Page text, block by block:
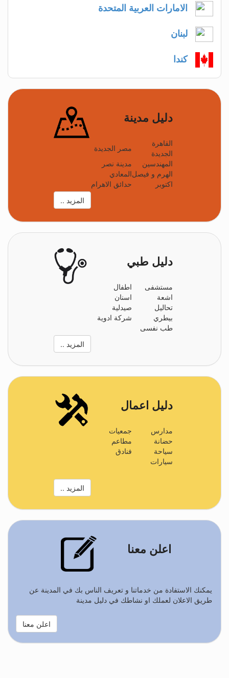
كندا
دليل مدينة
القاهرة
الجديدة
مصر الجديدة
المهندسين
مدينة نصر
الهرم و فيصلالمعادي
اكتوبر
حدائق الاهرام
المزيد ..
دليل طبي
مستشفى
اطفال
اشعة
اسنان
تحاليل
صيدلية
بيطري
شركة ادوية
طب نفسى
المزيد ..
دليل اعمال
مدارس
جمعيات
حضانة
مطاعم
سياحة
فنادق
سيارات
المزيد ..
اعلن معنا
يمكنك الاستفادة من خدماتنا و تعريف الناس بك في المدينة عن
طريق الاعلان لعملك او نشاطك في دليل مدينة
اعلن معنا